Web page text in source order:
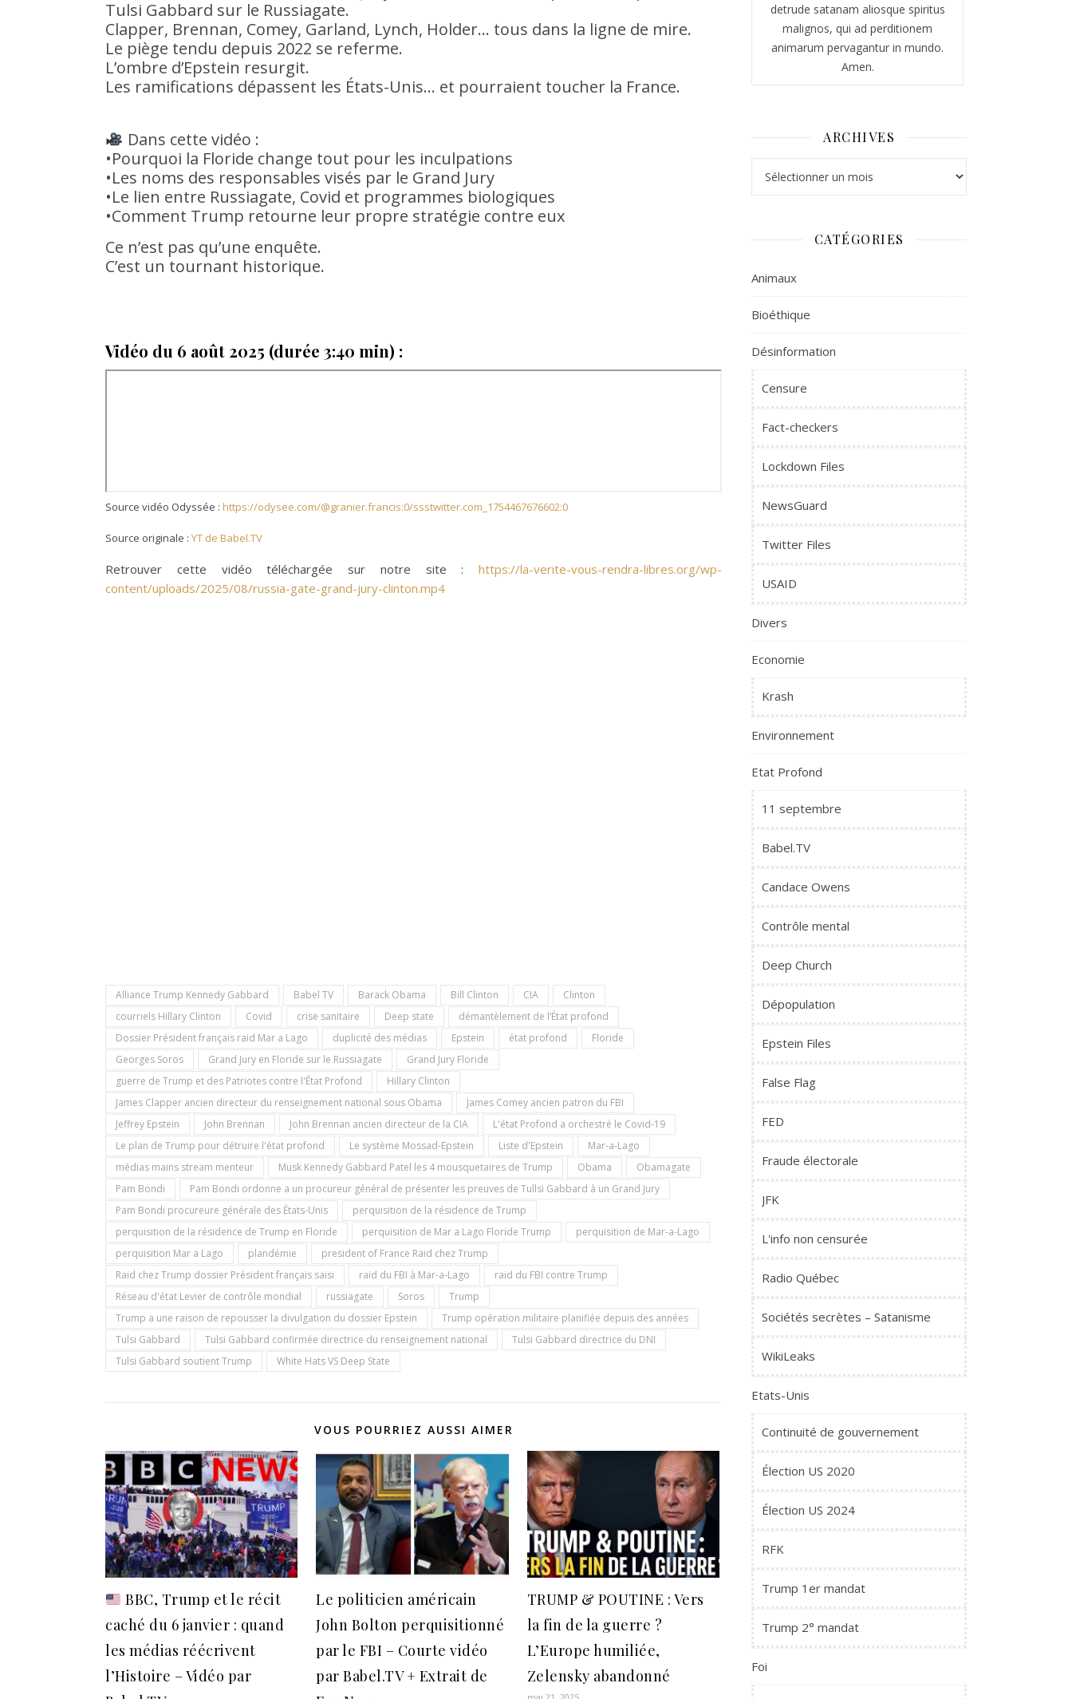
Tulsi Gabbard sur le Russiagate.
Clapper, Brennan, Comey, Garland, Lynch, Holder… tous dans la ligne de mire.
Le piège tendu depuis 2022 se referme.
L’ombre d’Epstein resurgit.
Les ramifications dépassent les États-Unis… et pourraient toucher la France.
Dans cette vidéo :
•Pourquoi la Floride change tout pour les inculpations
•Les noms des responsables visés par le Grand Jury
•Le lien entre Russiagate, Covid et programmes biologiques
•Comment Trump retourne leur propre stratégie contre eux
Ce n’est pas qu’une enquête.
C’est un tournant historique.
Vidéo du 6 août 2025 (durée 3:40 min) :
Source vidéo Odyssée : https://odysee.com/@granier.francis:0/ssstwitter.com_1754467676602:0
Source originale : YT de Babel.TV
Retrouver cette vidéo téléchargée sur notre site : https://la-verite-vous-rendra-libres.org/wp-
content/uploads/2025/08/russia-gate-grand-jury-clinton.mp4
Alliance Trump Kennedy Gabbard Babel TV Barack Obama Bill Clinton CIA
Clinton
courriels Hillary Clinton
Covid crise sanitaire Deep state
démantèlement de l’État profond
Dossier Président français raid Mar a Lago
duplicité des médias Epstein état profond
Floride
Georges Soros
Grand Jury en Floride sur le Russiagate
Grand Jury Floride
guerre de Trump et des Patriotes contre l'État Profond
Hillary Clinton
James Clapper ancien directeur du renseignement national sous Obama
James Comey ancien patron du FBI
Jeffrey Epstein
John Brennan John Brennan ancien directeur de la CIA
L'état Profond a orchestré le Covid-19
Le plan de Trump pour détruire l'état profond
Le système Mossad-Epstein Liste d'Epstein
Mar-a-Lago
médias mains stream menteur
Musk Kennedy Gabbard Patel les 4 mousquetaires de Trump Obama
Obamagate
Pam Bondi
Pam Bondi ordonne a un procureur général de présenter les preuves de Tullsi Gabbard à un Grand Jury
Pam Bondi procureure générale des États-Unis
perquisition de la résidence de Trump
perquisition de la résidence de Trump en Floride
perquisition de Mar a Lago Floride Trump
perquisition de Mar-a-Lago
perquisition Mar a Lago
plandémie
president of France Raid chez Trump
Raid chez Trump dossier Président français saisi
raid du FBI à Mar-a-Lago
raid du FBI contre Trump
Réseau d'état Levier de contrôle mondial
russiagate Soros
Trump
Trump a une raison de repousser la divulgation du dossier Epstein
Trump opération militaire planifiée depuis des années
Tulsi Gabbard
Tulsi Gabbard confirmée directrice du renseignement national
Tulsi Gabbard directrice du DNI
Tulsi Gabbard soutient Trump
White Hats VS Deep State
VOUS POURRIEZ AUSSI AIMER
BBC, Trump et le récit
caché du 6 janvier : quand
les médias réécrivent
l’Histoire – Vidéo par
Le politicien américain
John Bolton perquisitionné
par le FBI – Courte vidéo
par Babel.TV + Extrait de
TRUMP & POUTINE : Vers
la fin de la guerre ?
L’Europe humiliée,
Zelensky abandonné
detrude satanam aliosque spiritus
malignos, qui ad perditionem
animarum pervagantur in mundo.
Amen.
ARCHIVES
CATÉGORIES
Animaux
Bioéthique
Désinformation
Censure
Fact-checkers
Lockdown Files
NewsGuard
Twitter Files
USAID
Divers
Economie
Krash
Environnement
Etat Profond
11 septembre
Babel.TV
Candace Owens
Contrôle mental
Deep Church
Dépopulation
Epstein Files
False Flag
FED
Fraude électorale
JFK
L'info non censurée
Radio Québec
Sociétés secrètes – Satanisme
WikiLeaks
Etats-Unis
Continuité de gouvernement
Élection US 2020
Élection US 2024
RFK
Trump 1er mandat
Trump 2° mandat
Foi